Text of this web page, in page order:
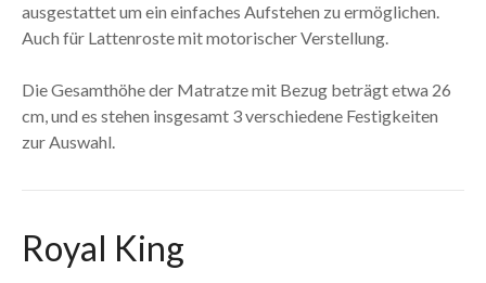
ausgestattet um ein einfaches Aufstehen zu ermöglichen.
Auch für Lattenroste mit motorischer Verstellung.
Die Gesamthöhe der Matratze mit Bezug beträgt etwa 26
cm, und es stehen insgesamt 3 verschiedene Festigkeiten
zur Auswahl.
Royal King